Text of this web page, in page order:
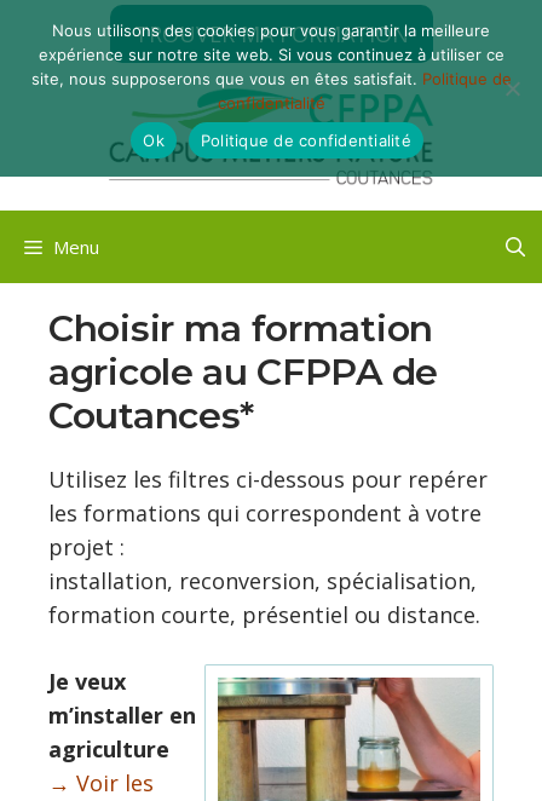
contenu
TROUVER MA FORMATION
Menu
Choisir ma formation
agricole au CFPPA de
Coutances*
Utilisez les filtres ci-dessous pour repérer
les formations qui correspondent à votre
projet :
installation, reconversion, spécialisation,
formation courte, présentiel ou distance.
Je veux
m’installer en
agriculture
→ Voir les
Nous utilisons des cookies pour vous garantir la meilleure
expérience sur notre site web. Si vous continuez à utiliser ce
site, nous supposerons que vous en êtes satisfait. Politique de
confidentialité
Ok
Politique de confidentialité